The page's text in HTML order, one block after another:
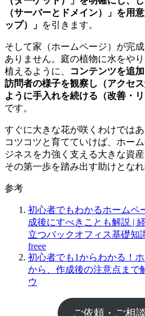
（サーバーとドメイン）」を用
ップ）」 を引きます。
そして家（ホームページ）が完
ありません。庭の植物に水をや
植えるように、
コンテンツを追
訪問者の様子を観察し（アクセ
ように手入れを続ける（改善・リ
です。
すぐに大きな花が咲くわけでは
コツコツと育てていけば、ホー
ジネスを力強く支える大きな資
その第一歩を踏み出す助けとなれ
参考
初心者でもわかるホームペ
成後にすべきことも解説 |
立つバックオフィス基礎知
freee
初心者でも1からわかる！
から、作成後の注意点まで
ウ
ご依頼・ご相